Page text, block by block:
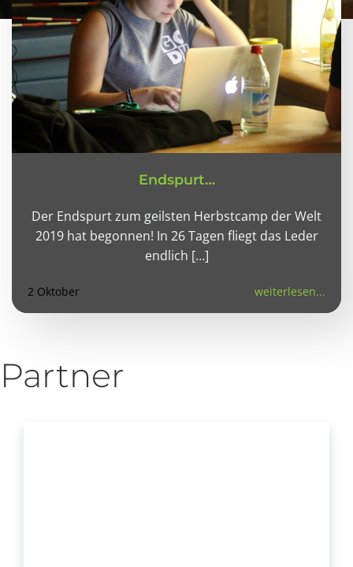
Endspurt…
Der Endspurt zum geilsten Herbstcamp der Welt
2019 hat begonnen! In 26 Tagen fliegt das Leder
endlich […]
2 Oktober weiterlesen...
Partner